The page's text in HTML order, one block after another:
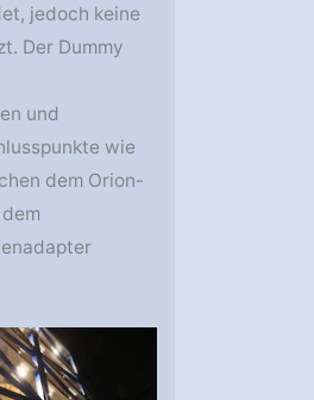
jedoch keine
Der Dummy
und
wie
dem Orion-